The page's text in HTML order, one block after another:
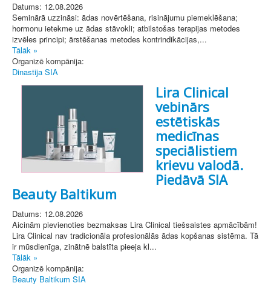
Datums: 12.08.2026
Seminārā uzzināsi: ādas novērtēšana, risinājumu piemeklēšana;
hormonu ietekme uz ādas stāvokli; atbilstošas terapijas metodes
izvēles principi; ārstēšanas metodes kontrindikācijas,...
Tālāk »
Organizē kompānija:
Dinastija SIA
Lira Clinical
vebinārs
estētiskās
medicīnas
speciālistiem
krievu valodā.
Piedāvā SIA
Beauty Baltikum
Datums: 12.08.2026
Aicinām pievienoties bezmaksas Lira Clinical tiešsaistes apmācībām!
Lira Clinical nav tradicionāla profesionālās ādas kopšanas sistēma. Tā
ir mūsdienīga, zinātnē balstīta pieeja kl...
Tālāk »
Organizē kompānija:
Beauty Baltikum SIA